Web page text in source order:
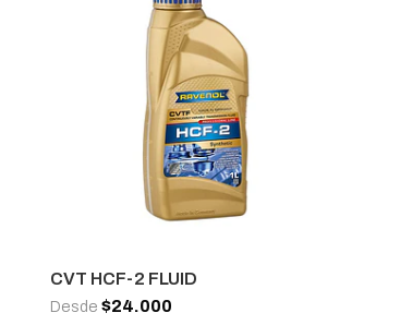
CVT HCF-2 FLUID
Desde $24.000